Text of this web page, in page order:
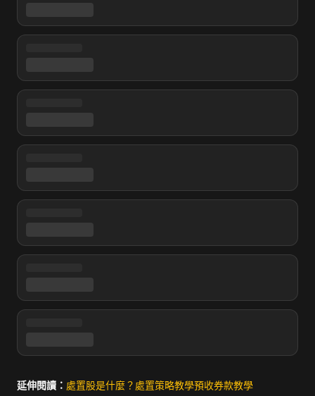
延伸閱讀： 處置股是什麼？ 處置策略教學預收券款教學